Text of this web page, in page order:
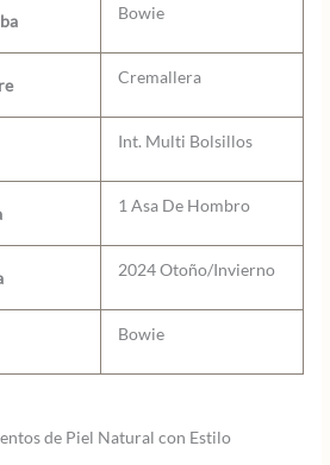
Bowie
Cremallera
Int. Multi Bolsillos
1 Asa De Hombro
2024 Otoño/Invierno
Bowie
de Piel Natural con Estilo